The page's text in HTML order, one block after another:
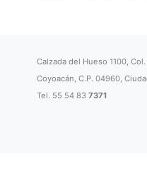
Calzada del Hueso 1100,
Coyoacán, C.P. 04960,
Tel. 55 54 837371